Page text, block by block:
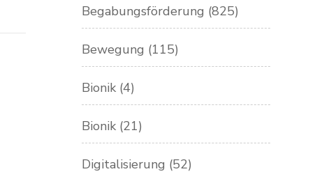
Begabungsförderung (825)
Bewegung (115)
Bionik (4)
Bionik (21)
Digitalisierung (52)